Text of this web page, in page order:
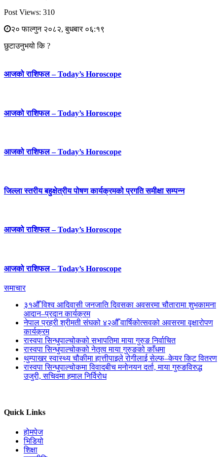
Post Views: 310
२० फाल्गुन २०८२, बुधबार ०६:१९
छुटाउनुभयो कि ?
आजको राशिफल – Today’s Horoscope
आजको राशिफल – Today’s Horoscope
आजको राशिफल – Today’s Horoscope
जिल्ला स्तरीय बहुक्षेत्रीय पोषण कार्यक्रमको प्रगति समीक्षा सम्पन्न
आजको राशिफल – Today’s Horoscope
आजको राशिफल – Today’s Horoscope
समाचार
३१औँ विश्व आदिवासी जनजाति दिवसका अवसरमा चौतारामा शुभकामना
आदान–प्रदान कार्यक्रम
नेपाल प्रहरी श्रीमती संघको ४२औँ वार्षिकोत्सवको अवसरमा वृक्षारोपण
कार्यक्रम
रास्वपा सिन्धुपाल्चोकको सभापतिमा माया गुरुङ निर्वाचित
रास्वपा सिन्धुपाल्चोकको नेतृत्व माया गुरुङको काँधमा
थुम्पाखर स्वास्थ्य चौकीमा हात्तीपाइले रोगीलाई सेल्फ–केयर किट वितरण
रास्वपा सिन्धुपाल्चोकमा विवादबीच मनोनयन दर्ता, माया गुरुङविरुद्ध
उजुरी, सचिवमा हमाल निर्विरोध
Quick Links
होमपेज
भिडियो
शिक्षा